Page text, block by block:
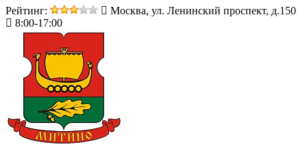
Рейтинг:
Москва, ул. Ленинский проспект, д.150
8:00-17:00